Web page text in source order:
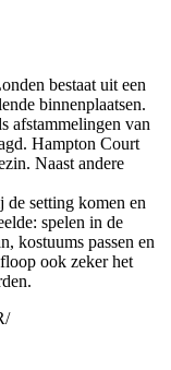
bestaat uit een
binnenplaatsen.
afstammelingen van
Hampton Court
Naast andere
setting komen en
spelen in de
kostuums passen en
ook zeker het